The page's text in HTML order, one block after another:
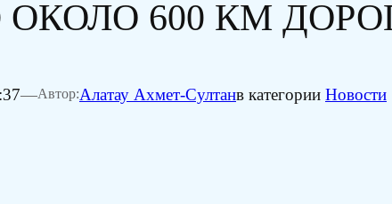
600 КМ
—Автор:Алатау Ахмет-Султанв категории Новости